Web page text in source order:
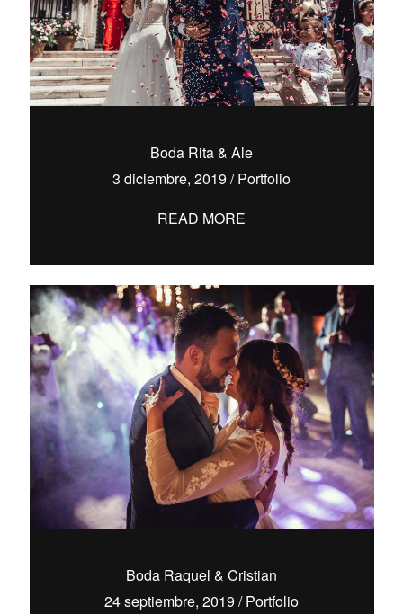
Boda Rita & Ale
3 diciembre, 2019 /Portfolio
READ MORE
Boda Raquel & Cristian
24 septiembre, 2019 /Portfolio